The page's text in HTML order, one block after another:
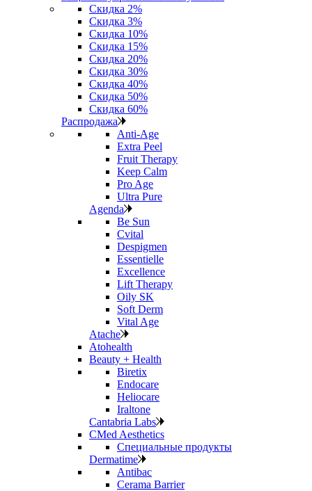
Скидка 2%
Скидка 3%
Скидка 10%
Скидка 15%
Скидка 20%
Скидка 30%
Скидка 40%
Скидка 50%
Скидка 60%
Распродажа
Anti‑Age
Extra Peel
Fruit Therapy
Keep Calm
Pro Age
Ultra Pure
Agenda
Be Sun
Cvital
Despigmen
Essentielle
Excellence
Lift Therapy
Oily SK
Soft Derm
Vital Age
Atache
Atohealth
Beauty + Health
Biretix
Endocare
Heliocare
Iraltone
Cantabria Labs
CMed Aesthetics
Специальные продукты
Dermatime
Antibac
Cerama Barrier